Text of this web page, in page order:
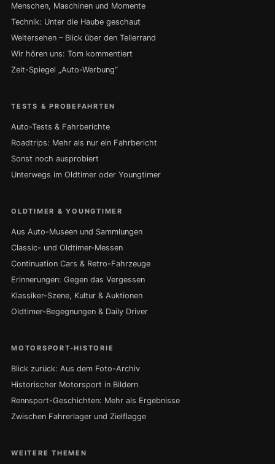
Menschen, Maschinen und Momente
Technik: Unter die Haube geschaut
Weitersehen – Blick über den Tellerrand
Wir hören uns: Tom kommentiert
Zeit-Spiegel „Auto-Werbung“
TESTS & PROBEFAHRTEN
Auto-Tests & Fahrberichte
Roadtrips: Mehr als nur ein Fahrbericht
Sonst noch ausprobiert
Unterwegs im Oldtimer oder Youngtimer
OLDTIMER & YOUNGTIMER
Aus Auto-Museen und Sammlungen
Classic- und Oldtimer-Messen
Continuation Cars & Retro-Fahrzeuge
Erinnerungen: Gegen das Vergessen
Klassiker-Szene, Kultur & Auktionen
Oldtimer-Begegnungen & Daily Driver
MOTORSPORT-HISTORIE
Blick zurück: Aus dem Foto-Archiv
Historischer Motorsport in Bildern
Rennsport-Geschichten: Mehr als Ergebnisse
Zwischen Fahrerlager und Zielflagge
WEITERE THEMEN